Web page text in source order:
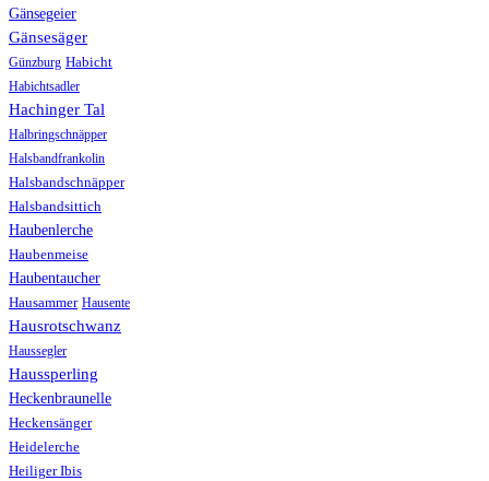
Gänsegeier
Gänsesäger
Günzburg Habicht
Habichtsadler
Hachinger Tal
Halbringschnäpper
Halsbandfrankolin
Halsbandschnäpper
Halsbandsittich
Haubenlerche
Haubenmeise
Haubentaucher
Hausammer Hausente
Hausrotschwanz
Haussegler
Haussperling
Heckenbraunelle
Heckensänger
Heidelerche
Heiliger Ibis